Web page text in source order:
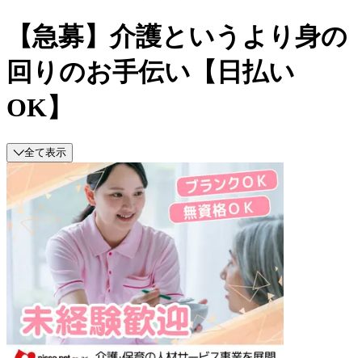
【急募】介護というより身の
回りのお手伝い【日払い
OK】
全て表示